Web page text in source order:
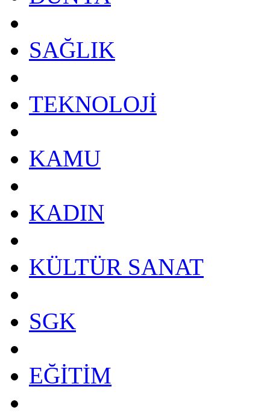
SAĞLIK
TEKNOLOJİ
KAMU
KADIN
KÜLTÜR SANAT
SGK
EĞİTİM